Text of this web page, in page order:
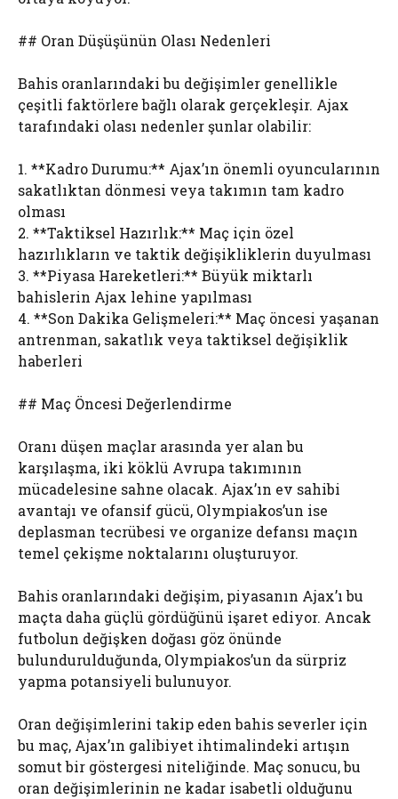
## Oran Düşüşünün Olası Nedenleri
Bahis oranlarındaki bu değişimler genellikle
çeşitli faktörlere bağlı olarak gerçekleşir. Ajax
tarafındaki olası nedenler şunlar olabilir:
1. **Kadro Durumu:** Ajax’ın önemli oyuncularının
sakatlıktan dönmesi veya takımın tam kadro
olması
2. **Taktiksel Hazırlık:** Maç için özel
hazırlıkların ve taktik değişikliklerin duyulması
3. **Piyasa Hareketleri:** Büyük miktarlı
bahislerin Ajax lehine yapılması
4. **Son Dakika Gelişmeleri:** Maç öncesi yaşanan
antrenman, sakatlık veya taktiksel değişiklik
haberleri
## Maç Öncesi Değerlendirme
Oranı düşen maçlar arasında yer alan bu
karşılaşma, iki köklü Avrupa takımının
mücadelesine sahne olacak. Ajax’ın ev sahibi
avantajı ve ofansif gücü, Olympiakos’un ise
deplasman tecrübesi ve organize defansı maçın
temel çekişme noktalarını oluşturuyor.
Bahis oranlarındaki değişim, piyasanın Ajax’ı bu
maçta daha güçlü gördüğünü işaret ediyor. Ancak
futbolun değişken doğası göz önünde
bulundurulduğunda, Olympiakos’un da sürpriz
yapma potansiyeli bulunuyor.
Oran değişimlerini takip eden bahis severler için
bu maç, Ajax’ın galibiyet ihtimalindeki artışın
somut bir göstergesi niteliğinde. Maç sonucu, bu
oran değişimlerinin ne kadar isabetli olduğunu